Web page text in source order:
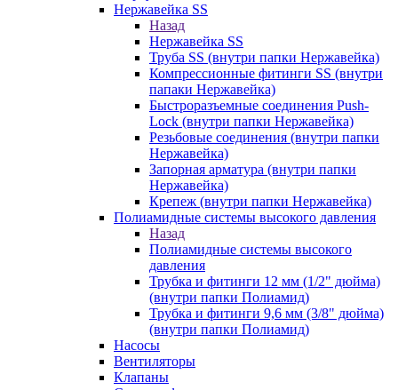
Нержавейка SS
Назад
Нержавейка SS
Труба SS (внутри папки Нержавейка)
Компрессионные фитинги SS (внутри
папаки Нержавейка)
Быстроразъемные соединения Push-
Lock (внутри папки Нержавейка)
Резьбовые соединения (внутри папки
Нержавейка)
Запорная арматура (внутри папки
Нержавейка)
Крепеж (внутри папки Нержавейка)
Полиамидные системы высокого давления
Назад
Полиамидные системы высокого
давления
Трубка и фитинги 12 мм (1/2" дюйма)
(внутри папки Полиамид)
Трубка и фитинги 9,6 мм (3/8" дюйма)
(внутри папки Полиамид)
Насосы
Вентиляторы
Клапаны